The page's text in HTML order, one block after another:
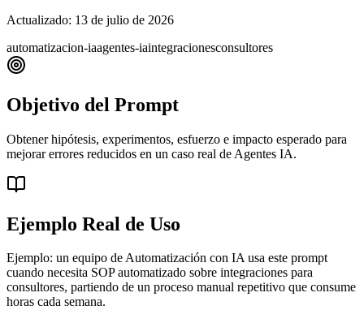
Actualizado: 13 de julio de 2026
automatizacion-iaagentes-iaintegracionesconsultores
Objetivo del Prompt
Obtener hipótesis, experimentos, esfuerzo e impacto esperado para
mejorar errores reducidos en un caso real de Agentes IA.
Ejemplo Real de Uso
Ejemplo: un equipo de Automatización con IA usa este prompt
cuando necesita SOP automatizado sobre integraciones para
consultores, partiendo de un proceso manual repetitivo que consume
horas cada semana.